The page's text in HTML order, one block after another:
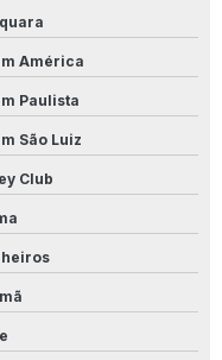
América
Paulista
São Luiz
Club